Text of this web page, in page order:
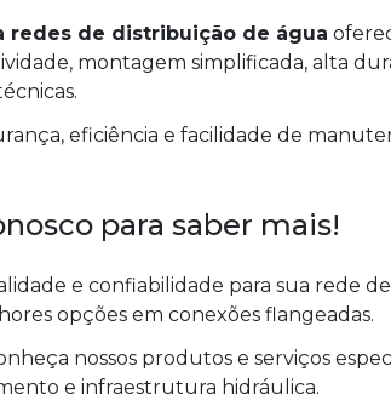
redes de distribuição de água
montagem simplificada, alta
eficiência e facilidade de
para saber mais!
e confiabilidade para sua rede
opções em conexões flangeadas.
nossos produtos e serviços
e infraestrutura hidráulica.